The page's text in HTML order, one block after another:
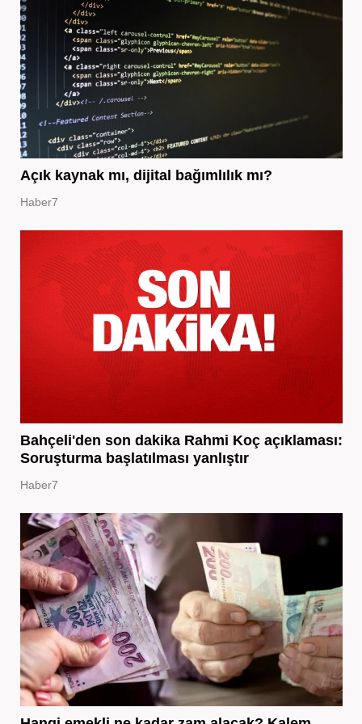
Açık kaynak mı, dijital bağımlılık mı?
Haber7
Bahçeli'den son dakika Rahmi Koç açıklaması:
Soruşturma başlatılması yanlıştır
Haber7